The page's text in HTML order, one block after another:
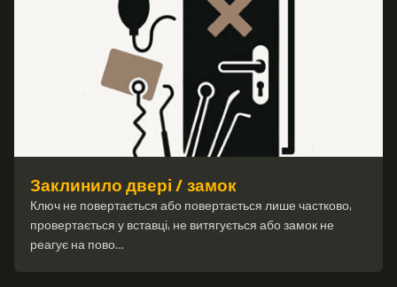
Заклинило двері / замок
Ключ не повертається або повертається лише частково,
провертається у вставці, не витягується або замок не
реагує на пово…